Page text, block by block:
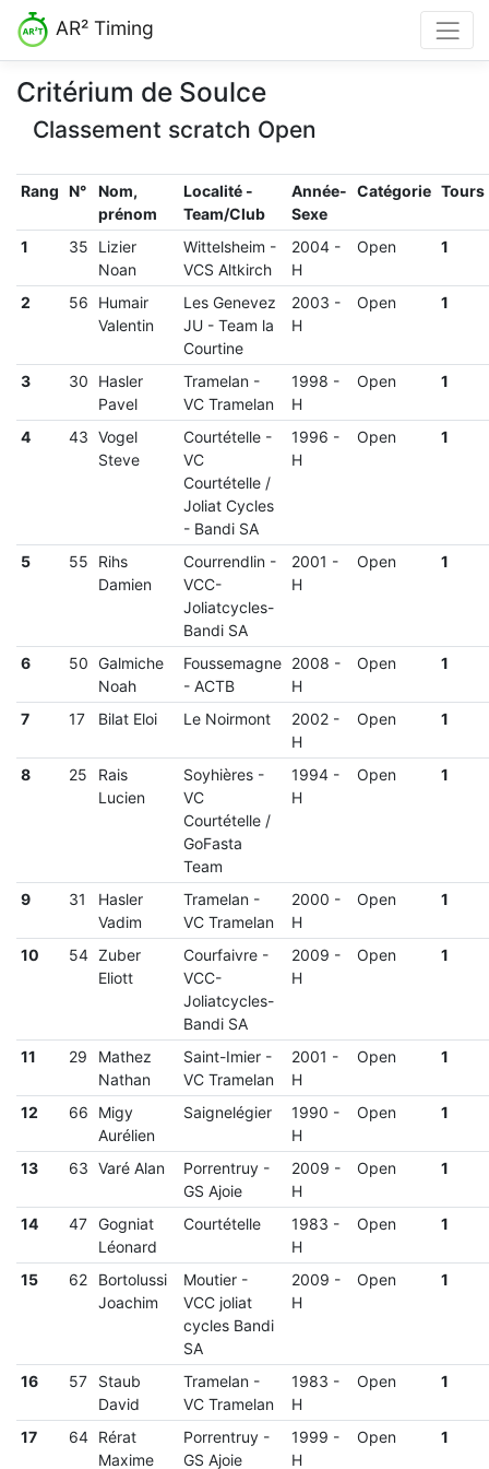
AR² Timing
Critérium de Soulce
Classement scratch Open
Rang N°
Nom,
prénom
Localité -
Team/Club
Année-
Sexe
Catégorie Tours
1 35
Lizier
Noan
Wittelsheim -
VCS Altkirch
2004 -
H
Open 1
2 56
Humair
Valentin
Les Genevez
JU - Team la
Courtine
2003 -
H
Open 1
3 30
Hasler
Pavel
Tramelan -
VC Tramelan
1998 -
H
Open 1
4 43 Vogel
Steve
Courtételle -
VC
Courtételle /
Joliat Cycles
- Bandi SA
1996 -
H
Open 1
5 55
Rihs
Damien
Courrendlin -
VCC-
Joliatcycles-
Bandi SA
2001 -
H
Open 1
6 50 Galmiche
Noah
Foussemagne
- ACTB
2008 -
H
Open 1
7 17 Bilat Eloi Le Noirmont 2002 -
H
Open 1
8 25
Rais
Lucien
Soyhières -
VC
Courtételle /
GoFasta
Team
1994 -
H
Open 1
9 31
Hasler
Vadim
Tramelan -
VC Tramelan
2000 -
H
Open 1
10 54 Zuber
Eliott
Courfaivre -
VCC-
Joliatcycles-
Bandi SA
2009 -
H
Open 1
11 29
Mathez
Nathan
Saint-Imier -
VC Tramelan
2001 -
H
Open 1
12 66
Migy
Aurélien
Saignelégier 1990 -
H
Open 1
13 63 Varé Alan Porrentruy -
GS Ajoie
2009 -
H
Open 1
14 47 Gogniat
Léonard
Courtételle 1983 -
H
Open 1
15 62
Bortolussi
Joachim
Moutier -
VCC joliat
cycles Bandi
SA
2009 -
H
Open 1
16 57
Staub
David
Tramelan -
VC Tramelan
1983 -
H
Open 1
17 64 Rérat
Maxime
Porrentruy -
GS Ajoie
1999 -
H
Open 1